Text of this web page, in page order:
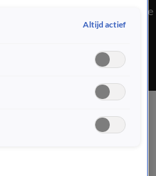
en vernielingen na laatste
Altijd actief